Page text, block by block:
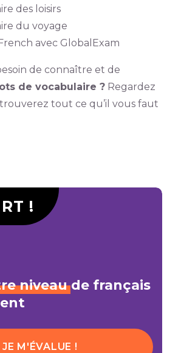
des loisirs
du voyage
avec GlobalExam
de connaître et de
de vocabulaire ?Regardez
tout ce qu’il vous faut
!
niveaude français
JE M'ÉVALUE !